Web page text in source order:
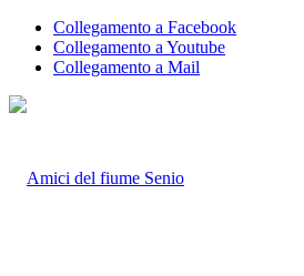
Collegamento a Facebook
Collegamento a Youtube
Collegamento a Mail